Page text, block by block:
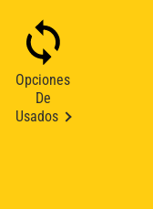
Opciones
De
Usados